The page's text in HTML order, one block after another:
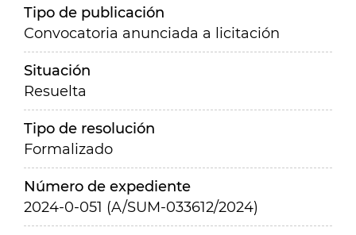
Tipo de publicación
Convocatoria anunciada a licitación
Situación
Resuelta
Tipo de resolución
Formalizado
Número de expediente
2024-0-051 (A/SUM-033612/2024)